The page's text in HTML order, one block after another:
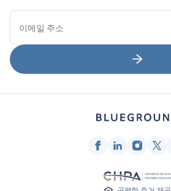
이메일 주소